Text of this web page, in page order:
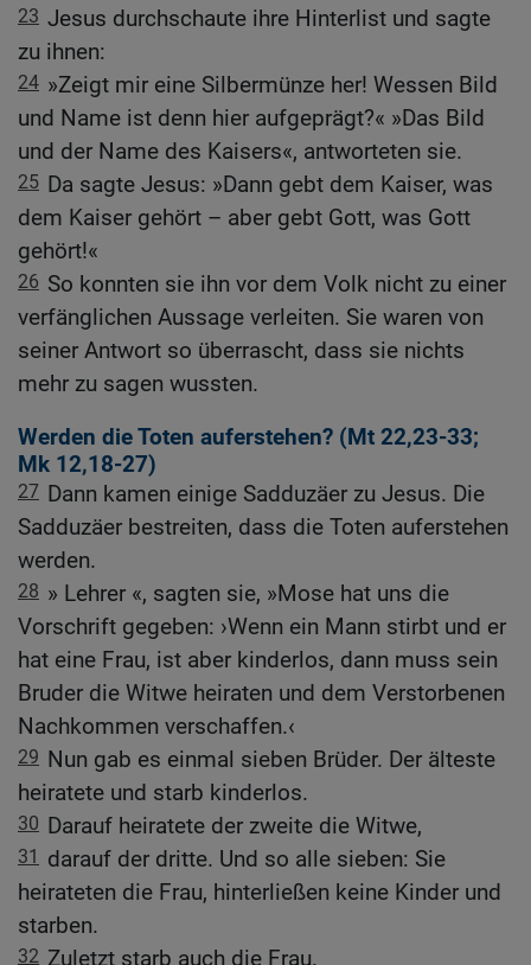
23 Jesus durchschaute ihre Hinterlist und sagte
zu ihnen:
24 »Zeigt mir eine Silbermünze her! Wessen Bild
und Name ist denn hier aufgeprägt?« »Das Bild
und der Name des Kaisers«, antworteten sie.
25 Da sagte Jesus: »Dann gebt dem Kaiser, was
dem Kaiser gehört – aber gebt Gott, was Gott
gehört!«
26 So konnten sie ihn vor dem Volk nicht zu einer
verfänglichen Aussage verleiten. Sie waren von
seiner Antwort so überrascht, dass sie nichts
mehr zu sagen wussten.
Werden die Toten auferstehen? (Mt 22,23-33;
Mk 12,18-27)
27 Dann kamen einige Sadduzäer zu Jesus. Die
Sadduzäer bestreiten, dass die Toten auferstehen
werden.
28 » Lehrer «, sagten sie, »Mose hat uns die
Vorschrift gegeben: ›Wenn ein Mann stirbt und er
hat eine Frau, ist aber kinderlos, dann muss sein
Bruder die Witwe heiraten und dem Verstorbenen
Nachkommen verschaffen.‹
29 Nun gab es einmal sieben Brüder. Der älteste
heiratete und starb kinderlos.
30 Darauf heiratete der zweite die Witwe,
31 darauf der dritte. Und so alle sieben: Sie
heirateten die Frau, hinterließen keine Kinder und
starben.
32 Zuletzt starb auch die Frau.